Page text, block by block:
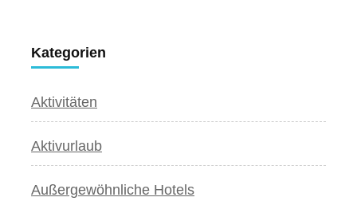
Kategorien
Aktivitäten
Aktivurlaub
Außergewöhnliche Hotels